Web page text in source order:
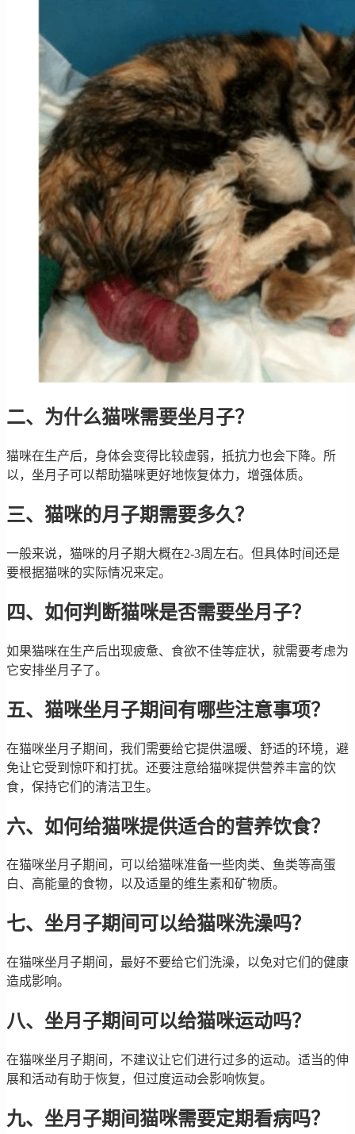
二、为什么猫咪需要坐月子？
猫咪在生产后，身体会变得比较虚弱，抵抗力也会下降。所
以，坐月子可以帮助猫咪更好地恢复体力，增强体质。
三、猫咪的月子期需要多久？
一般来说，猫咪的月子期大概在2-3周左右。但具体时间还是
要根据猫咪的实际情况来定。
四、如何判断猫咪是否需要坐月子？
如果猫咪在生产后出现疲惫、食欲不佳等症状，就需要考虑为
它安排坐月子了。
五、猫咪坐月子期间有哪些注意事项？
在猫咪坐月子期间，我们需要给它提供温暖、舒适的环境，避
免让它受到惊吓和打扰。还要注意给猫咪提供营养丰富的饮
食，保持它们的清洁卫生。
六、如何给猫咪提供适合的营养饮食？
在猫咪坐月子期间，可以给猫咪准备一些肉类、鱼类等高蛋
白、高能量的食物，以及适量的维生素和矿物质。
七、坐月子期间可以给猫咪洗澡吗？
在猫咪坐月子期间，最好不要给它们洗澡，以免对它们的健康
造成影响。
八、坐月子期间可以给猫咪运动吗？
在猫咪坐月子期间，不建议让它们进行过多的运动。适当的伸
展和活动有助于恢复，但过度运动会影响恢复。
九、坐月子期间猫咪需要定期看病吗？